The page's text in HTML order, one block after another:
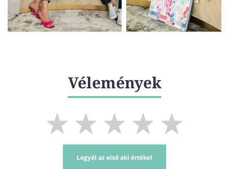
Vélemények
Legyél az első aki értékel